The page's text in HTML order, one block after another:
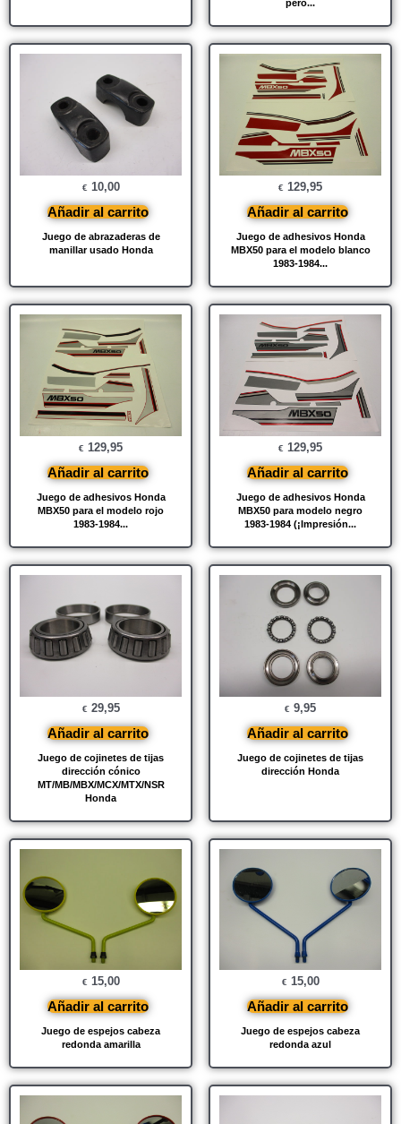
pero...
Juego de abrazaderas de
manillar usado Honda
€ 10,00
Añadir al carrito
Juego de adhesivos Honda
MBX50 para el modelo blanco
1983-1984...
€ 129,95
Añadir al carrito
Juego de adhesivos Honda
MBX50 para el modelo rojo
1983-1984...
€ 129,95
Añadir al carrito
Juego de adhesivos Honda
MBX50 para modelo negro
1983-1984 (¡Impresión...
€ 129,95
Añadir al carrito
Juego de cojinetes de tijas
dirección cónico
MT/MB/MBX/MCX/MTX/NSR
Honda
€ 29,95
Añadir al carrito
Juego de cojinetes de tijas
dirección Honda
€ 9,95
Añadir al carrito
Juego de espejos cabeza
redonda amarilla
€ 15,00
Añadir al carrito
Juego de espejos cabeza
redonda azul
€ 15,00
Añadir al carrito